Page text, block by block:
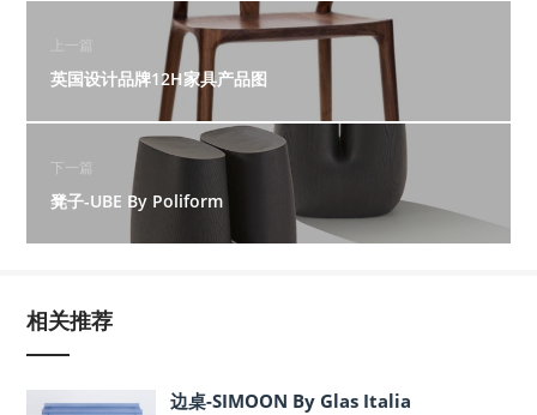
上一篇
英国设计品牌12H家具产品图
下一篇
凳子-UBE By Poliform
相关推荐
边桌-SIMOON By Glas Italia